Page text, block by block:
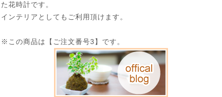
た花時計です。
インテリアとしてもご利用頂けます。
※この商品は【ご注文番号3】です。